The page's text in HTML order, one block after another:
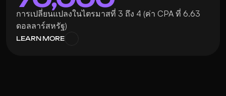
การเปลี่ยนแปลงในไตรมาสที่ 3 ถึง 4 (ค่า CPA ที่ 6.63
ดอลลาร์สหรัฐ)
LEARN MORE